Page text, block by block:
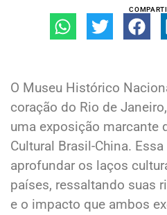
O Museu Histórico
coração do Rio de
uma exposição marcante
Cultural Brasil-China.
aprofundar os laços
países, ressaltando suas
e o impacto que ambos